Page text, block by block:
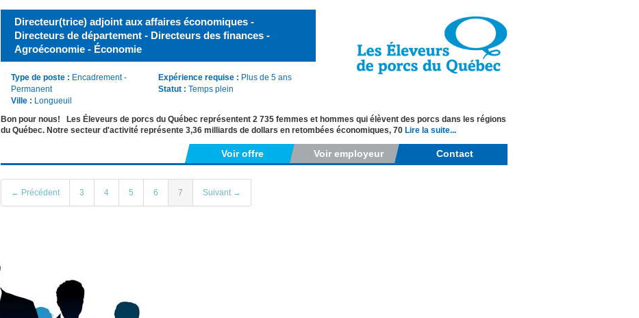
Directeur(trice) adjoint aux affaires économiques -
Directeurs de département - Directeurs des finances -
Agroéconomie - Économie
Type de poste : Encadrement -
Permanent
Ville : Longueuil
Expérience requise : Plus de 5 ans
Statut : Temps plein
Bon pour nous! Les Éleveurs de porcs du Québec représentent 2 735 femmes et hommes qui élèvent des porcs dans les régions
du Québec. Notre secteur d'activité représente 3,36 milliards de dollars en retombées économiques, 70 Lire la suite...
Voir offre Voir employeur Contact
← Précédent 3 4 5 6 7 Suivant →